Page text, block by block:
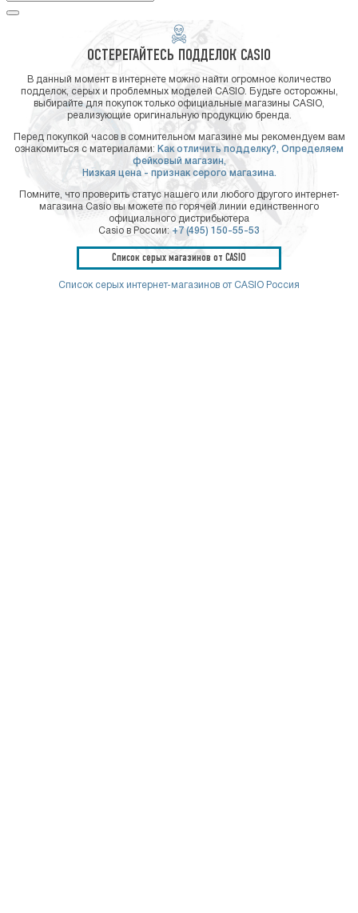
ОСТЕРЕГАЙТЕСЬ ПОДДЕЛОК CASIO
В данный момент в интернете можно найти огромное количество
подделок, серых и проблемных моделей CASIO. Будьте осторожны,
выбирайте для покупок только официальные магазины CASIO,
реализующие оригинальную продукцию бренда.
Перед покупкой часов в сомнительном магазине мы рекомендуем вам
ознакомиться с материалами: Как отличить подделку?, Определяем
фейковый магазин,
Низкая цена - признак серого магазина.
Помните, что проверить статус нашего или любого другого интернет-
магазина Casio вы можете по горячей линии единственного
официального дистрибьютера
Casio в России: +7 (495) 150-55-53
Список серых магазинов от CASIO
Список серых интернет-магазинов от CASIO Россия